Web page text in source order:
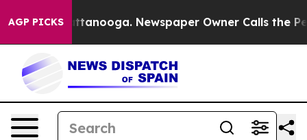
AGP PICKS
in Chattanooga. Newspaper Owner Calls the People